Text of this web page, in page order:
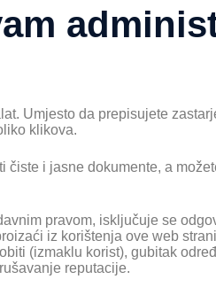
Umjesto da prepisujete
klikova.
čiste i jasne dokumente, a
pravom, isključuje se
iz korištenja ove web
(izmaklu korist), gubitak
reputacije.